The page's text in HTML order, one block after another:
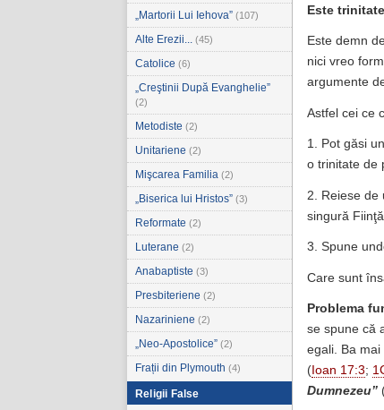
„Martorii Lui Iehova” (107)
Alte Erezii... (45)
Catolice (6)
„Creştinii După Evanghelie”
(2)
Metodiste (2)
Unitariene (2)
Mişcarea Familia (2)
„Biserica lui Hristos” (3)
Reformate (2)
Luterane (2)
Anabaptiste (3)
Presbiteriene (2)
Nazariniene (2)
„Neo-Apostolice” (2)
Frații din Plymouth (4)
Religii False
Este
Este demn
nici vreo
argumente
Astfel cei ce
1. Pot găsi
o trinitate de
2. Reiese de
singură
3. Spune
Care sunt
Problema
se spune că
egali. Ba mai
( Ioan 17:3;
Dumnezeu”